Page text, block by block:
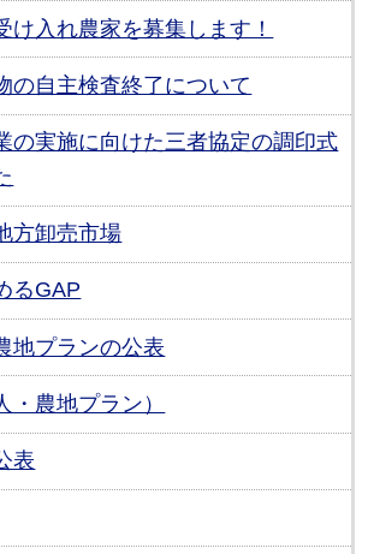
け入れ農家を募集します！
の自主検査終了について
の実施に向けた三者協定の調印式
方卸売市場
るGAP
地プランの公表
・農地プラン）
表